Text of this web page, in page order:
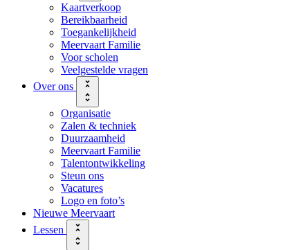
Kaartverkoop
Bereikbaarheid
Toegankelijkheid
Meervaart Familie
Voor scholen
Veelgestelde vragen
Over ons
Organisatie
Zalen & techniek
Duurzaamheid
Meervaart Familie
Talentontwikkeling
Steun ons
Vacatures
Logo en foto’s
Nieuwe Meervaart
Lessen